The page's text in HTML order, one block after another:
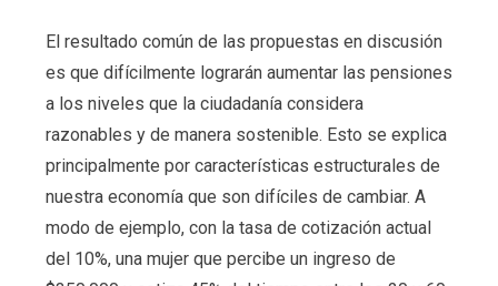
El resultado común de las propuestas en discusión
es que difícilmente lograrán aumentar las pensiones
a los niveles que la ciudadanía considera
razonables y de manera sostenible. Esto se explica
principalmente por características estructurales de
nuestra economía que son difíciles de cambiar. A
modo de ejemplo, con la tasa de cotización actual
del 10%, una mujer que percibe un ingreso de